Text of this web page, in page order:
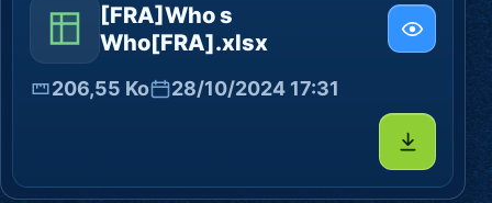
[FRA]Who s
Who[FRA].xlsx
206,55 Ko 28/10/2024 17:31